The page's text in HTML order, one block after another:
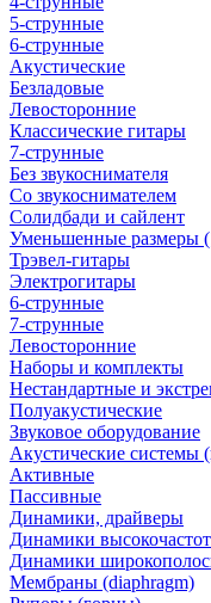
5-струнные
6-струнные
Акустические
Безладовые
Левосторонние
Классические гитары
7-струнные
Без звукоснимателя
Со звукоснимателем
Солидбади и сайлент
Уменьшенные размеры
Трэвел-гитары
Электрогитары
6-струнные
7-струнные
Левосторонние
Наборы и комплекты
Нестандартные и
Полуакустические
Звуковое оборудование
Акустические системы
Активные
Пассивные
Динамики, драйверы
Динамики
Динамики
Мембраны (diaphragm)